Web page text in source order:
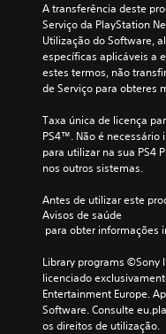
A transferência deste
Serviço da PlayStation
Utilização do Software,
específicas aplicáveis a
estes termos, não
de Serviço para obteres
Taxa única de licença
PS4™. Não é necessário
para utilizar na sua PS4
nos outros sistemas.
Antes de utilizar este
Avisos de saúde
para obter informações
Library programs ©Sony
licenciado
Entertainment Europe.
Software. Consulte
os direitos de utilização.